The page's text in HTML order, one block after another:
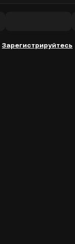
Зарегистрируйтесь